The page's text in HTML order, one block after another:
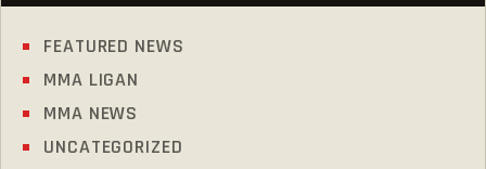
FEATURED NEWS
MMA LIGAN
MMA NEWS
UNCATEGORIZED